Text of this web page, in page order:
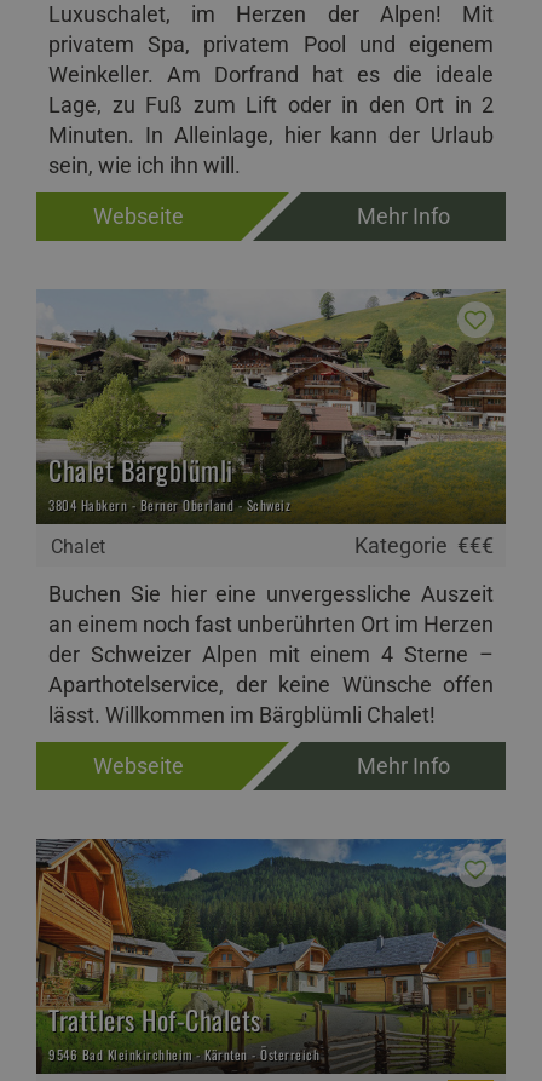
Luxuschalet, im Herzen der Alpen! Mit
privatem Spa, privatem Pool und eigenem
Weinkeller. Am Dorfrand hat es die ideale
Lage, zu Fuß zum Lift oder in den Ort in 2
Minuten. In Alleinlage, hier kann der Urlaub
sein, wie ich ihn will.
Webseite
Mehr Info
Chalet
Chalet Bärgblümli
3804 Habkern - Berner Oberland - Schweiz
Kategorie €€€
Buchen Sie hier eine unvergessliche Auszeit
an einem noch fast unberührten Ort im Herzen
der Schweizer Alpen mit einem 4 Sterne –
Aparthotelservice, der keine Wünsche offen
lässt. Willkommen im Bärgblümli Chalet!
Webseite
Mehr Info
Trattlers Hof-Chalets
9546 Bad Kleinkirchheim - Kärnten - Österreich